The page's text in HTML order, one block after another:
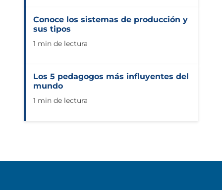
Conoce los sistemas de producción y
sus tipos
1 min de lectura
Los 5 pedagogos más influyentes del
mundo
1 min de lectura